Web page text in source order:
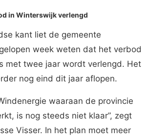
in Winterswijk verlengd
kant liet de gemeente
week weten dat het verbod
met twee jaar wordt verlengd. Het
nog eind dit jaar aflopen.
waaraan de provincie
is nog steeds niet klaar”, zegt
Visser. In het plan moet meer